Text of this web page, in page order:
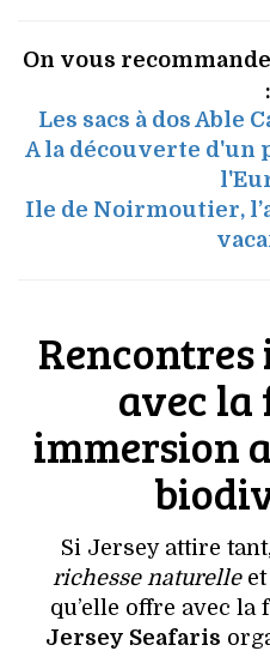
On vous
:
Les sacs à dos Able
A la découverte d'un
Ile de Noirmoutier,
avec la
immersion
Si Jersey attire
richesse naturelleet
qu’elle offre avec la
Jersey Seafaris